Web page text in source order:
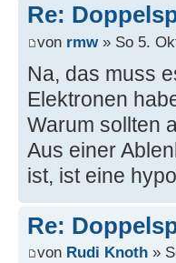
Re:
von rmw» So 5.
Na, das muss
Elektronen
Warum sollten
Aus einer
ist, ist eine
Re:
von Rudi Knoth »